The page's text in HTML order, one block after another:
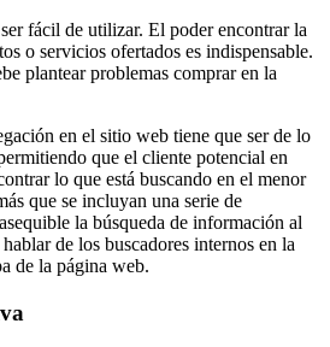
fácil de utilizar. El poder encontrar la
o servicios ofertados es indispensable.
plantear problemas comprar en la
en el sitio web tiene que ser de lo
que el cliente potencial en
lo que está buscando en el menor
que se incluyan una serie de
la búsqueda de información al
de los buscadores internos en la
de la página web.